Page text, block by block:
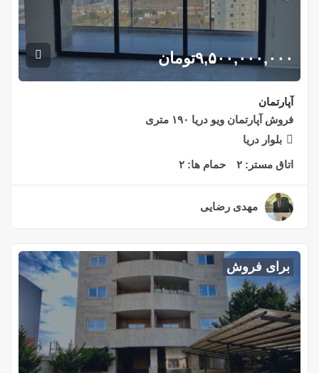
۹,۵۰۰,۰۰۰,۰۰۰تومان
آپارتمان
فروش آپارتمان ویو دریا ۱۹۰ متری
بلوار دریا
اتاق مستر: ۲ حمام ها: ۲
مهدی رضایی
برای فروش